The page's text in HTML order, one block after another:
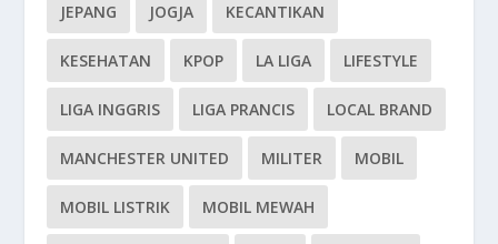
JEPANG JOGJA KECANTIKAN
KESEHATAN KPOP LA LIGA LIFESTYLE
LIGA INGGRIS LIGA PRANCIS LOCAL BRAND
MANCHESTER UNITED MILITER MOBIL
MOBIL LISTRIK MOBIL MEWAH